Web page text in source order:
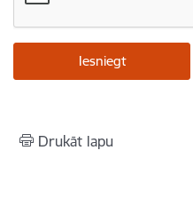
Drukāt lapu